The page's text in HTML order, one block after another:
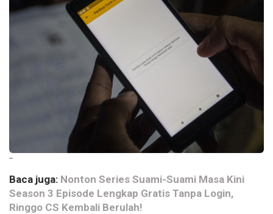
--
Baca juga: Nonton Series Suami-Suami Masa Kini
Season 3 Episode Lengkap Gratis Tanpa Login,
Ringgo CS Kembali Berulah!